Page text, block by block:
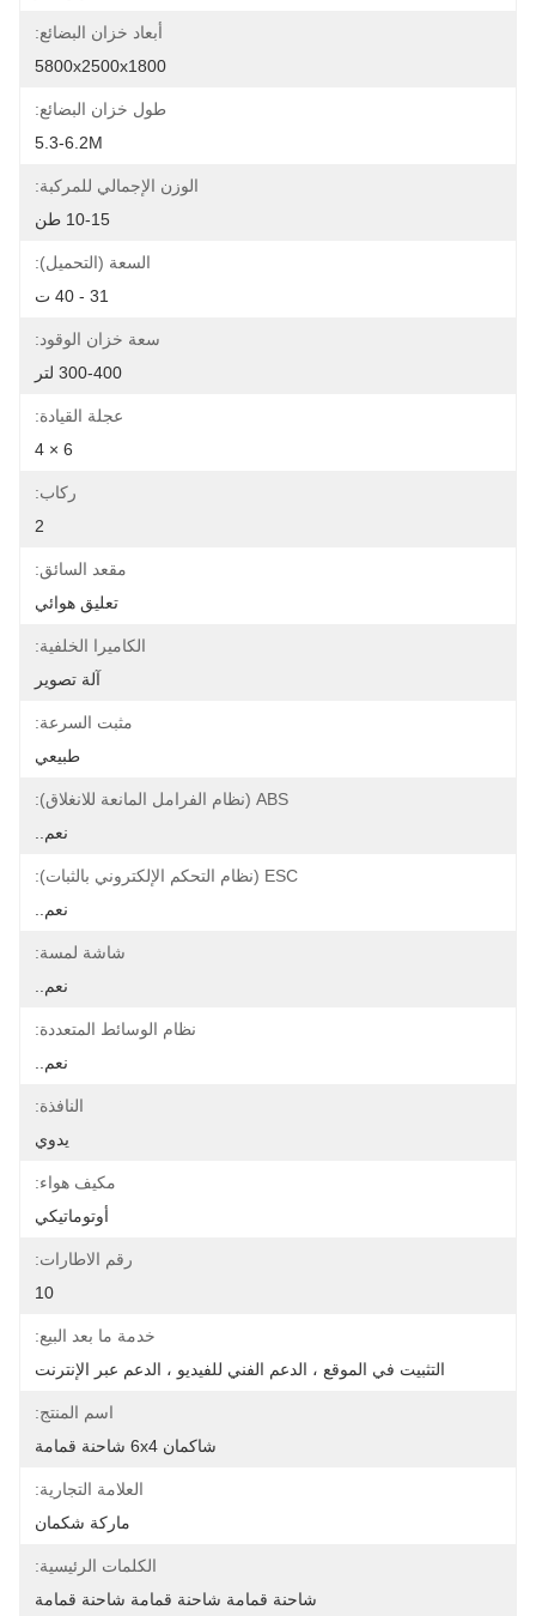
أبعاد خزان البضائع:
5800x2500x1800
طول خزان البضائع:
5.3-6.2M
الوزن الإجمالي للمركبة:
10-15 طن
السعة (التحميل):
31 - 40 ت
سعة خزان الوقود:
300-400 لتر
عجلة القيادة:
6 × 4
ركاب:
2
مقعد السائق:
تعليق هوائي
الكاميرا الخلفية:
آلة تصوير
مثبت السرعة:
طبيعي
ABS (نظام الفرامل المانعة للانغلاق):
نعم..
ESC (نظام التحكم الإلكتروني بالثبات):
نعم..
شاشة لمسة:
نعم..
نظام الوسائط المتعددة:
نعم..
النافذة:
يدوي
مكيف هواء:
أوتوماتيكي
رقم الاطارات:
10
خدمة ما بعد البيع:
التثبيت في الموقع ، الدعم الفني للفيديو ، الدعم عبر الإنترنت
اسم المنتج:
شاكمان 6x4 شاحنة قمامة
العلامة التجارية:
ماركة شكمان
الكلمات الرئيسية:
شاحنة قمامة شاحنة قمامة شاحنة قمامة